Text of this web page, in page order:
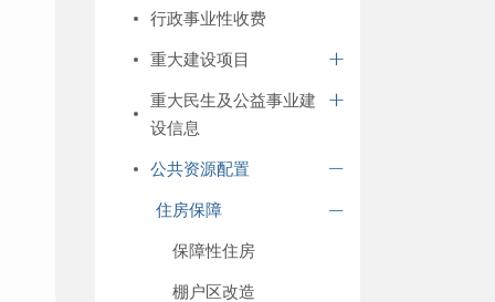
行政事业性收费
重大建设项目
重大民生及公益事业建
设信息
公共资源配置
住房保障
保障性住房
棚户区改造